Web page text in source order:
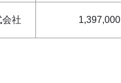
会社 1,397,000